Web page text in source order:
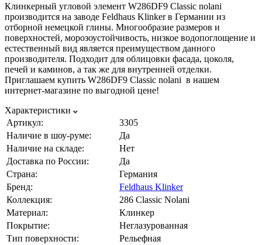
Клинкерный угловой элемент W286DF9 Classic nolani
производится на заводе Feldhaus Klinker в Германии из
отборной немецкой глины. Многообразие размеров и
поверхностей, морозоустойчивость, низкое водопоглощение и
естественный вид является преимуществом данного
производителя. Подходит для облицовки фасада, цоколя,
печей и каминов, а так же для внутренней отделки.
Приглашаем купить W286DF9 Classic nolani в нашем
интернет-магазине по выгодной цене!
Характеристики
Артикул:
3305
Наличие в шоу-руме:
Да
Наличие на складе:
Нет
Доставка по России:
Да
Страна:
Германия
Бренд:
Feldhaus Klinker
Коллекция:
286 Classic Nolani
Материал:
Клинкер
Покрытие:
Неглазурованная
Тип поверхности:
Рельефная